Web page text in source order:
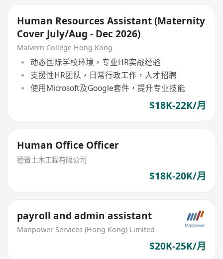
Human Resources Assistant (Maternity
Cover July/Aug - Dec 2026)
Malvern College Hong Kong
动态国际学校环境，专业HR实战经验
支援性HR团队，日常行政工作，人才招聘
使用Microsoft及Google套件，提升专业技能
$18K-22K/月
Human Office Officer
德寶土木工程有限公司
$18K-20K/月
payroll and admin assistant
Manpower Services (Hong Kong) Limited
$20K-25K/月